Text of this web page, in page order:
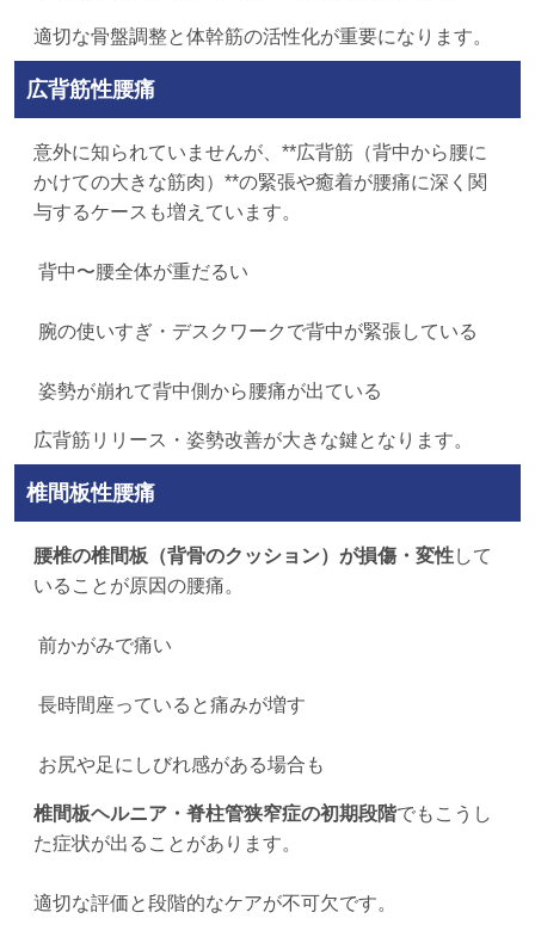
適切な骨盤調整と体幹筋の活性化が重要になります。
広背筋性腰痛
意外に知られていませんが、**広背筋（背中から腰に
かけての大きな筋肉）**の緊張や癒着が腰痛に深く関
与するケースも増えています。
背中〜腰全体が重だるい
腕の使いすぎ・デスクワークで背中が緊張している
姿勢が崩れて背中側から腰痛が出ている
広背筋リリース・姿勢改善が大きな鍵となります。
椎間板性腰痛
腰椎の椎間板（背骨のクッション）が損傷・変性して
いることが原因の腰痛。
前かがみで痛い
長時間座っていると痛みが増す
お尻や足にしびれ感がある場合も
椎間板ヘルニア・脊柱管狭窄症の初期段階でもこうし
た症状が出ることがあります。
適切な評価と段階的なケアが不可欠です。